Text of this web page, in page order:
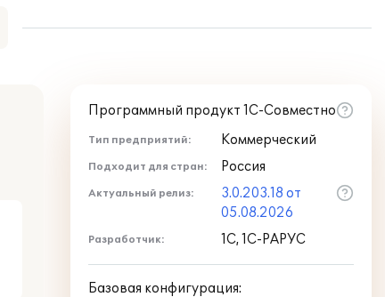
Программный продукт 1С-Совместно
Тип предприятий: Коммерческий
Подходит для стран: Россия
Актуальный релиз:
3.0.203.18 от
05.08.2026
Разработчик: 1С, 1С-РАРУС
Базовая конфигурация: